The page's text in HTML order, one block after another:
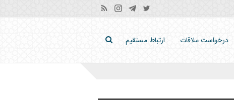
درخواست ملاقات ارتباط مستقیم